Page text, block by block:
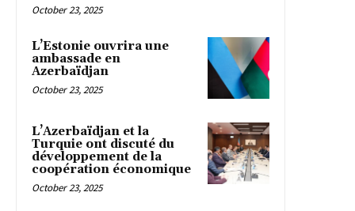
October 23, 2025
L’Estonie ouvrira une
ambassade en
Azerbaïdjan
October 23, 2025
L’Azerbaïdjan et la
Turquie ont discuté du
développement de la
coopération économique
October 23, 2025